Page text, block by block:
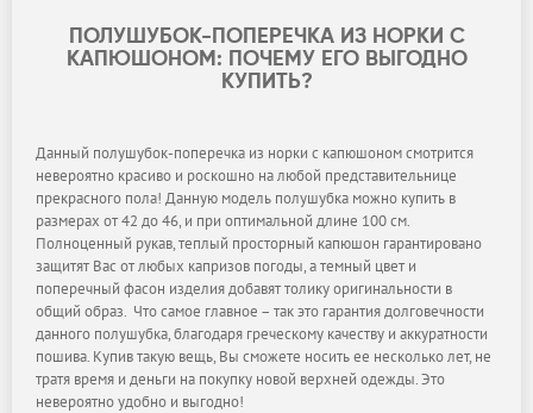
ПОЛУШУБОК-ПОПЕРЕЧКА ИЗ НОРКИ С
КАПЮШОНОМ: ПОЧЕМУ ЕГО ВЫГОДНО
КУПИТЬ?
Данный полушубок-поперечка из норки с капюшоном смотрится
невероятно красиво и роскошно на любой представительнице
прекрасного пола! Данную модель полушубка можно купить в
размерах от 42 до 46, и при оптимальной длине 100 см.
Полноценный рукав, теплый просторный капюшон гарантировано
защитят Вас от любых капризов погоды, а темный цвет и
поперечный фасон изделия добавят толику оригинальности в
общий образ. Что самое главное – так это гарантия долговечности
данного полушубка, благодаря греческому качеству и аккуратности
пошива. Купив такую вещь, Вы сможете носить ее несколько лет, не
тратя время и деньги на покупку новой верхней одежды. Это
невероятно удобно и выгодно!